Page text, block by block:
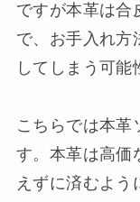
ですが本革は合
で、お手入れ方
してしまう可能
こちらでは本革
す。本革は高価
えずに済むよう